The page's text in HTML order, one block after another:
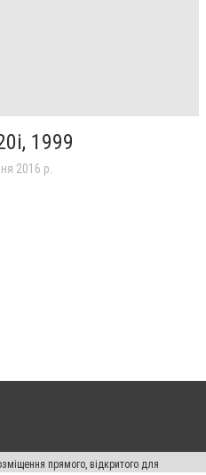
1999
2016 р.
прямого, відкритого для